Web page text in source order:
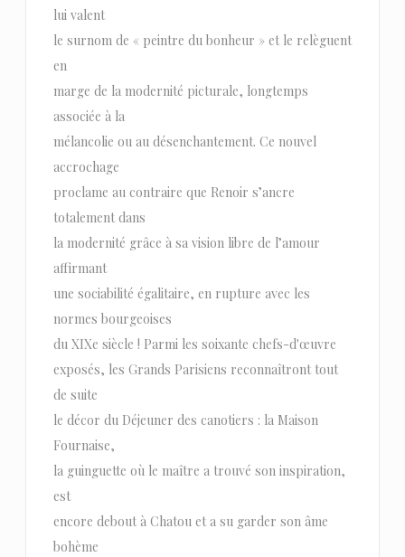
lui valent
le surnom de « peintre du bonheur » et le relèguent
en
marge de la modernité picturale, longtemps
associée à la
mélancolie ou au désenchantement. Ce nouvel
accrochage
proclame au contraire que Renoir s’ancre
totalement dans
la modernité grâce à sa vision libre de l’amour
affirmant
une sociabilité égalitaire, en rupture avec les
normes bourgeoises
du XIXe siècle ! Parmi les soixante chefs-d'œuvre
exposés, les Grands Parisiens reconnaîtront tout
de suite
le décor du Déjeuner des canotiers : la Maison
Fournaise,
la guinguette où le maître a trouvé son inspiration,
est
encore debout à Chatou et a su garder son âme
bohème